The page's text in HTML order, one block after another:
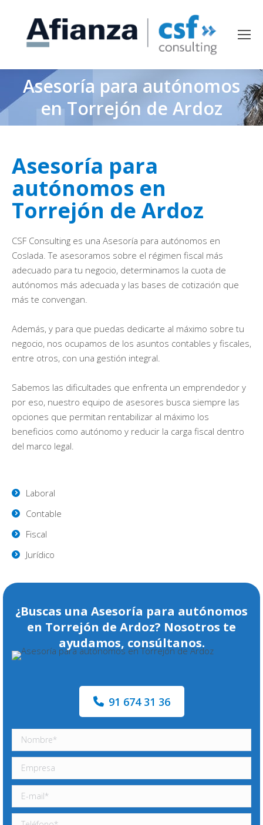
Asesoría para autónomos
en Torrejón de Ardoz
Asesoría para
autónomos en
Torrejón de Ardoz
CSF Consulting es una Asesoría para autónomos en
Coslada. Te asesoramos sobre el régimen fiscal más
adecuado para tu negocio, determinamos la cuota de
autónomos más adecuada y las bases de cotización que
más te convengan.
Además, y para que puedas dedicarte al máximo sobre tu
negocio, nos ocupamos de los asuntos contables y fiscales,
entre otros, con una gestión integral.
Sabemos las dificultades que enfrenta un emprendedor y
por eso, nuestro equipo de asesores busca siempre las
opciones que permitan rentabilizar al máximo los
beneficios como autónomo y reducir la carga fiscal dentro
del marco legal.
Laboral
Contable
Fiscal
Jurídico
¿Buscas una Asesoría para autónomos
en Torrejón de Ardoz? Nosotros te
ayudamos, consúltanos.
91 674 31 36